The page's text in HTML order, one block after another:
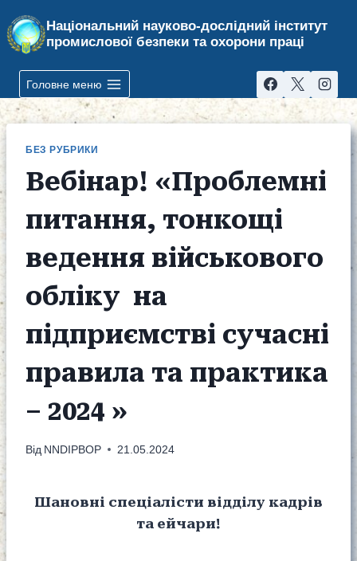
Національний науково-дослідний інститут
промислової безпеки та охорони праці
Головне меню
БЕЗ РУБРИКИ
Вебінар! «Проблемні
питання, тонкощі
ведення військового
обліку на
підприємстві сучасні
правила та практика
– 2024 »
Від NNDIPBOP 21.05.2024
Шановні спеціалісти відділу кадрів
та ейчари!